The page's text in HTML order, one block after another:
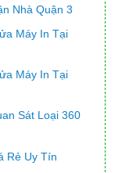
Nhà Quận 3
Máy In Tại
Máy In Tại
Sát Loại 360
Rẻ Uy Tín